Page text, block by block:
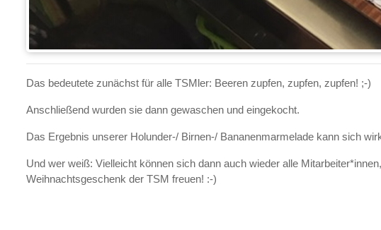
Das bedeutete zunächst für alle TSMler: Beeren zupfen, zupfen, zupfen! ;-)
Anschließend wurden sie dann gewaschen und eingekocht.
Das Ergebnis unserer Holunder-/ Birnen-/ Bananenmarmelade kann sich
Und wer weiß: Vielleicht können sich dann auch wieder alle
Weihnachtsgeschenk der TSM freuen! :-)